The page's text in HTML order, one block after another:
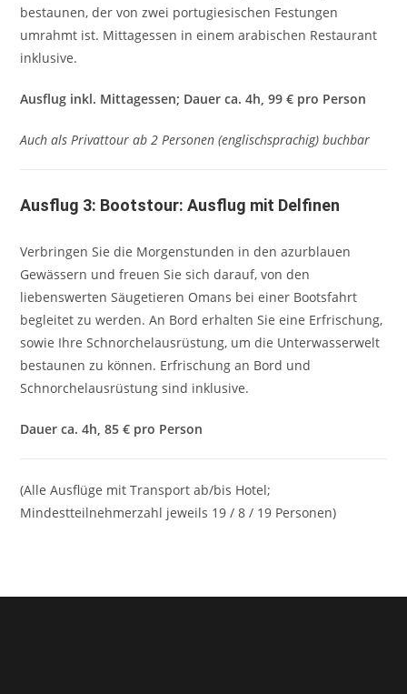
bestaunen, der von zwei portugiesischen Festungen
umrahmt ist. Mittagessen in einem arabischen Restaurant
inklusive.
Ausflug inkl. Mittagessen; Dauer ca. 4h, 99 € pro Person
Auch als Privattour ab 2 Personen (englischsprachig) buchbar
Ausflug 3: Bootstour: Ausflug mit Delfinen
Verbringen Sie die Morgenstunden in den azurblauen
Gewässern und freuen Sie sich darauf, von den
liebenswerten Säugetieren Omans bei einer Bootsfahrt
begleitet zu werden. An Bord erhalten Sie eine Erfrischung,
sowie Ihre Schnorchelausrüstung, um die Unterwasserwelt
bestaunen zu können. Erfrischung an Bord und
Schnorchelausrüstung sind inklusive.
Dauer ca. 4h, 85 € pro Person
(Alle Ausflüge mit Transport ab/bis Hotel;
Mindestteilnehmerzahl jeweils 19 / 8 / 19 Personen)